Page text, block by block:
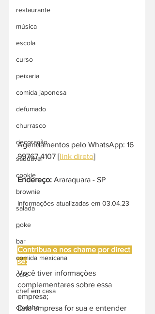
restaurante
música
escola
curso
peixaria
comida japonesa
defumado
churrasco
decoração
saudavel
cookie
brownie
salada
poke
bar
comida mexicana
café
chef em casa
coxinha
Agendamentos pelo WhatsApp: 16
99767.4107 [link direto]
Endereço: Araraquara - SP
Informações atualizadas em 03.04.23
-
Contribua e nos chame por direct
se:
Você tiver informações
complementares sobre essa
empresa;
Esta empresa for sua e entender